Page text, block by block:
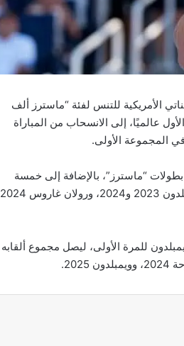
الأمريكية للتنس لفئة “ماسترز ألف
عالميًا، إلى الانسحاب من المباراة
المجموعة الأولى.
والثامن ضمن بطولات “ماسترز”، بالإضافة إلى خمسة
ألقاب في بطولات “غراند سلام”، منها أمريكا المفتوحة 2022، ومرتين ويمبلدون 2023 و2024، ورولان غاروس 2024
للمرة الأولى، ليصل مجموع ألقابه